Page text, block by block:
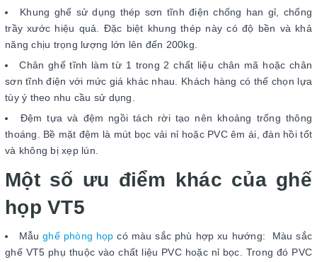
Khung ghế sử dụng thép sơn tĩnh điện chống han gỉ, chống
trầy xước hiệu quả. Đặc biệt khung thép này có độ bền và khả
năng chịu trọng lượng lớn lên đến 200kg.
Chân ghế tĩnh làm từ 1 trong 2 chất liệu chân mã hoặc chân
sơn tĩnh điện với mức giá khác nhau. Khách hàng có thế chọn lựa
tùy ý theo nhu cầu sử dụng.
Đệm tựa và đệm ngồi tách rời tạo nên khoảng trống thông
thoáng. Bề mặt đệm là mút bọc vải nỉ hoặc PVC êm ái, đàn hồi tốt
và không bị xẹp lún.
Một số ưu điểm khác của ghế
họp VT5
Mẫughế phòng họp có màu sắc phù hợp xu hướng: Màu sắc
ghế VT5 phụ thuộc vào chất liệu PVC hoặc nỉ bọc. Trong đó PVC